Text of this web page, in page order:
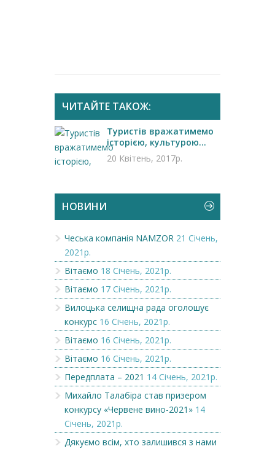
ЧИТАЙТЕ ТАКОЖ:
Туристів вражатимемо
історією, культурою...
20 Квітень, 2017р.
НОВИНИ
Чеська компанія NAMZOR 21 Січень,
2021р.
Вітаємо 18 Січень, 2021р.
Вітаємо 17 Січень, 2021р.
Вилоцька селищна рада оголошує
конкурс 16 Січень, 2021р.
Вітаємо 16 Січень, 2021р.
Вітаємо 16 Січень, 2021р.
Передплата – 2021 14 Січень, 2021р.
Михайло Талабіра став призером
конкурсу «Червене вино-2021» 14
Січень, 2021р.
Дякуємо всім, хто залишився з нами